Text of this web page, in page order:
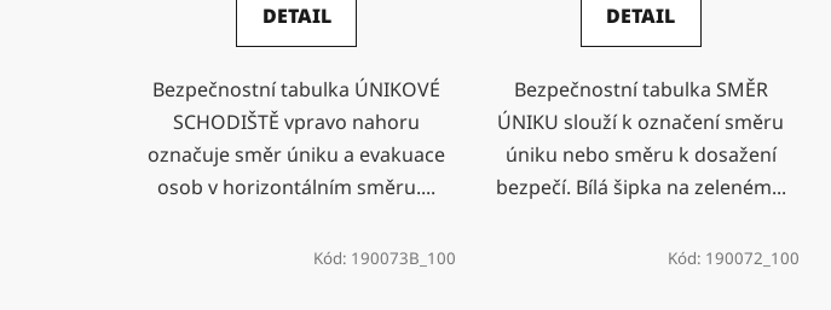
DETAIL
Bezpečnostní tabulka ÚNIKOVÉ
SCHODIŠTĚ vpravo nahoru
označuje směr úniku a evakuace
osob v horizontálním směru....
DETAIL
Bezpečnostní tabulka SMĚR
ÚNIKU slouží k označení směru
úniku nebo směru k dosažení
bezpečí. Bílá šipka na zeleném...
Kód: 190073B_100 Kód: 190072_100